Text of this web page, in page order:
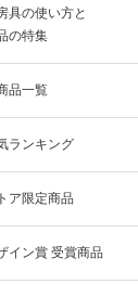
具の使い方と
の特集
品一覧
ランキング
ア限定商品
イン賞 受賞商品